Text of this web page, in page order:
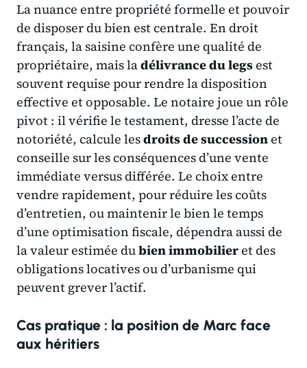
La nuance entre propriété formelle et pouvoir
de disposer du bien est centrale. En droit
français, la saisine confère une qualité de
propriétaire, mais ladélivrance du legsest
souvent requise pour rendre la disposition
effective et opposable. Le notaire joue un rôle
pivot : il vérifie le testament, dresse l’acte de
notoriété, calcule lesdroits de successionet
conseille sur les conséquences d’une vente
immédiate versus différée. Le choix entre
vendre rapidement, pour réduire les coûts
d’entretien, ou maintenir le bien le temps
d’une optimisation fiscale, dépendra aussi de
la valeur estimée dubien immobilieret des
obligations locatives ou d’urbanisme qui
peuvent grever l’actif.
Cas pratique : la position de Marc face
aux héritiers